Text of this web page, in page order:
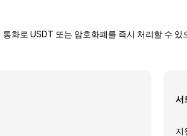
화로 USDT 또는 암호화폐를 즉시 처리할 수
서
지